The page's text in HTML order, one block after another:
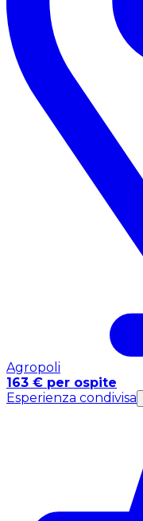
Agropoli
163 € per ospite
Esperienza condivisa